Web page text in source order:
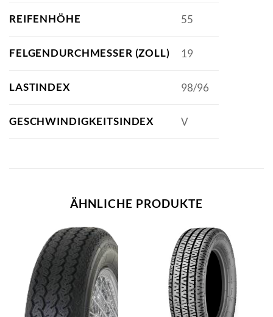
REIFENHÖHE 55
FELGENDURCHMESSER (ZOLL) 19
LASTINDEX 98/96
GESCHWINDIGKEITSINDEX V
ÄHNLICHE PRODUKTE